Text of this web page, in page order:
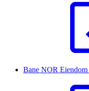
Bane NOR Eiendom